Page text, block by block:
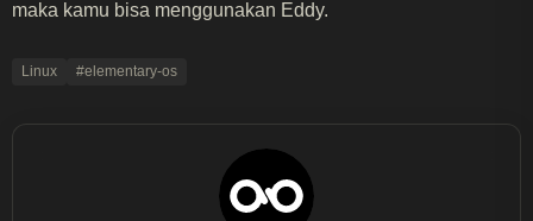
maka kamu bisa menggunakan Eddy.
Linux #elementary-os